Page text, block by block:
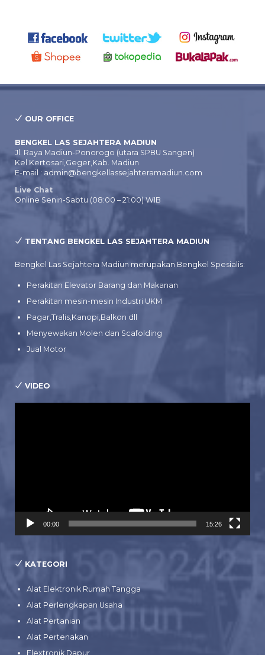
OUR OFFICE
BENGKEL LAS SEJAHTERA MADIUN
Jl. Raya Madiun-Ponorogo (utara SPBU Sangen)
Kel.Kertosari,Geger,Kab. Madiun
E-mail : admin@bengkellassejahteramadiun.com
Live Chat
Online Senin-Sabtu (08:00 – 21:00) WIB
TENTANG BENGKEL LAS SEJAHTERA MADIUN
Bengkel Las Sejahtera Madiun merupakan Bengkel Spesialis:
Perakitan Elevator Barang dan Makanan
Perakitan mesin-mesin Industri UKM
Pagar,Tralis,Kanopi,Balkon dll
Menyewakan Molen dan Scafolding
Jual Motor
VIDEO
00:00 15:26
KATEGORI
Alat Elektronik Rumah Tangga
Alat Perlengkapan Usaha
Alat Pertanian
Alat Pertenakan
Elextronik Dapur